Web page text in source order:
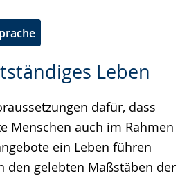
Leben
dafür, dass
Menschen auch im Rahmen
ein Leben führen
den gelebten Maßstäben der